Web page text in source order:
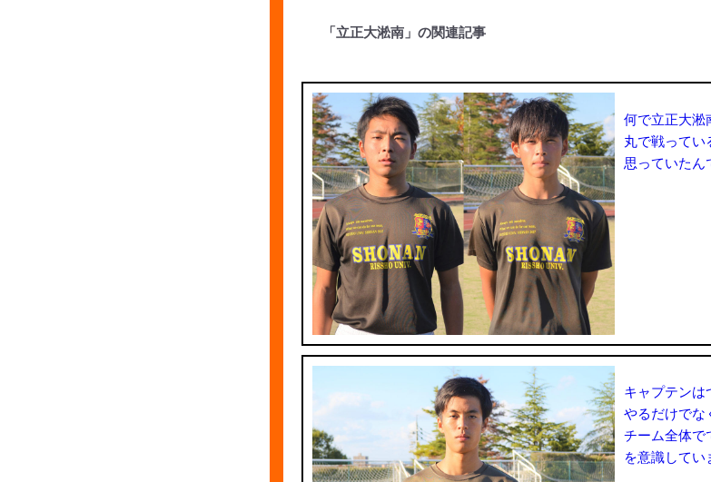
「立正大淞南」の関連記事
何で立正大淞
丸で戦ってい
思っていたん
キャプテンは
やるだけでな
チーム全体で
を意識してい